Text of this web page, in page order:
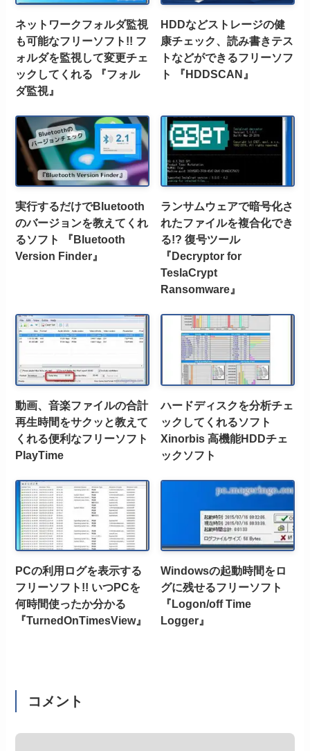
ネットワークフォルダ監視
も可能なフリーソフト!! フ
ォルダを監視して変更チェ
ックしてくれる 『フォル
ダ監視』
HDDなどストレージの健
康チェック、読み書きテス
トなどができるフリーソフ
ト 『HDDSCAN』
実行するだけでBluetooth
のバージョンを教えてくれ
るソフト 『Bluetooth
Version Finder』
ランサムウェアで暗号化さ
れたファイルを複合化でき
る!? 復号ツール
『Decryptor for
TeslaCrypt
Ransomware』
動画、音楽ファイルの合計
再生時間をサクッと教えて
くれる便利なフリーソフト
PlayTime
ハードディスクを分析チェ
ックしてくれるソフト
Xinorbis 高機能HDDチェ
ックソフト
PCの利用ログを表示する
フリーソフト!! いつPCを
何時間使ったか分かる
『TurnedOnTimesView』
Windowsの起動時間をロ
グに残せるフリーソフト
『Logon/off Time
Logger』
コメント